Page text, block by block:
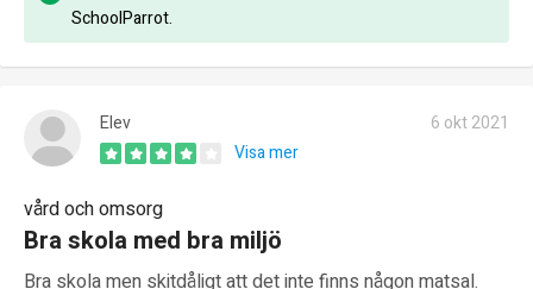
SchoolParrot.
Elev
6 okt 2021
Visa mer
vård och omsorg
Bra skola med bra miljö
Bra skola men skitdåligt att det inte finns någon matsal.